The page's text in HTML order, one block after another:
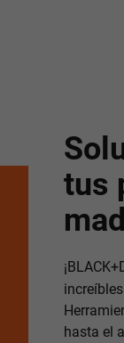
tus
hasta el